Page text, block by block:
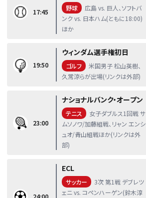
17:45 野球
広島 vs. 巨人、ソフトバ
ンク vs. 日本ハム(ともに18:00)
ほか
19:50
ウィンダム選手権初日
ゴルフ
米国男子 松山英樹、
久常涼らが出場(リンクは外部)
23:00
ナショナルバンク・オープン
テニス
女子ダブルス1回戦 サ
ムソノワ/加藤組戦、リャン エンシ
ュオ/青山組戦ほか(リンクは外
部)
ECL
サッカー
3次 第1戦 デブレツ
ェニ vs. コペンハーゲン(鈴木淳